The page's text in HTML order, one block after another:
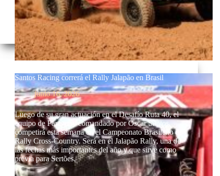
Santos Racing correrá el Rally Jalapão en Brasil
junio 16, 2026
Luego de su gran actuación en el Desafío Ruta 40, el
equipo de Paraguay comandado por Óscar Santos
competirá esta semana en el Campeonato Brasileño de
Rally Cross-Country. Será en el Jalapão Rally, una de
las fechas más importantes del año y que sirve como
previa para Sertões.